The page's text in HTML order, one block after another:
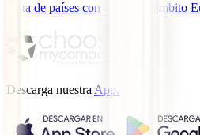
Lista de países con cobertura ámbito
Descarga nuestraApp.